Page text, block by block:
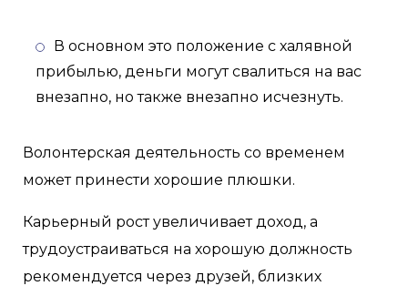
В основном это положение с халявной
прибылью, деньги могут свалиться на вас
внезапно, но также внезапно исчезнуть.
Волонтерская деятельность со временем
может принести хорошие плюшки.
Карьерный рост увеличивает доход, а
трудоустраиваться на хорошую должность
рекомендуется через друзей, близких